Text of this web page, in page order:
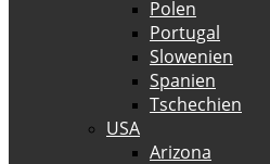
Polen
Portugal
Slowenien
Spanien
Tschechien
USA
Arizona